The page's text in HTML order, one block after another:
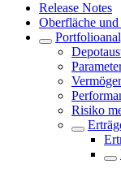
Release Notes
Oberfläche
Risiko